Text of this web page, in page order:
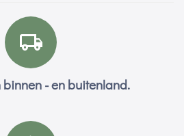
- en buitenland.